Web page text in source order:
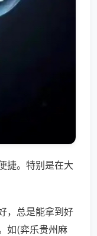
捷。特别是在大
，总是能拿到好
如(弈乐贵州麻